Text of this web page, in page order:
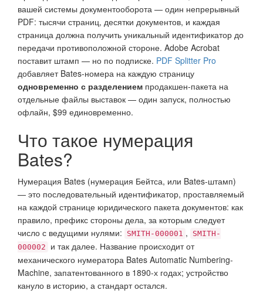
вашей системы документооборота — один непрерывный
PDF: тысячи страниц, десятки документов, и каждая
страница должна получить уникальный идентификатор до
передачи противоположной стороне. Adobe Acrobat
поставит штамп — но по подписке. PDF Splitter Pro
добавляет Bates-номера на каждую страницу
одновременно с разделением продакшен-пакета на
отдельные файлы выставок — один запуск, полностью
офлайн, $99 единовременно.
Что такое нумерация
Bates?
Нумерация Bates (нумерация Бейтса, или Bates-штамп)
— это последовательный идентификатор, проставляемый
на каждой странице юридического пакета документов: как
правило, префикс стороны дела, за которым следует
число с ведущими нулями:
SMITH-000001 ,
SMITH-
000002
и так далее. Название происходит от
механического нумератора Bates Automatic Numbering-
Machine, запатентованного в 1890-х годах; устройство
кануло в историю, а стандарт остался.